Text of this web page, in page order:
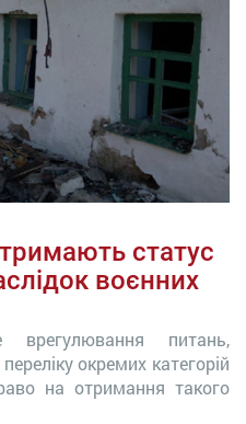
статус
воєнних
врегулювання питань,
окремих категорій
на отримання такого